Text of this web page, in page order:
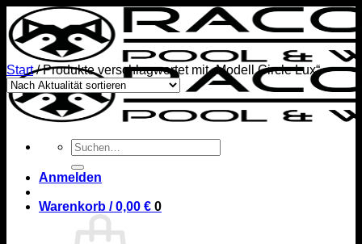
Zum
Inhalt
springen
Suchen
nach:
Anmelden
Warenkorb /0,00 € 0
Start /Produkte verschlagwortet mit „Modell Circle Lux“